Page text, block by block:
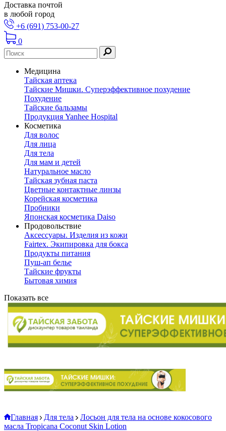
Доставка почтой
в любой город
+6 (691) 753-00-27
0
Медицина
Тайская аптека
Тайские Мишки. Суперэффективное похудение
Похудение
Тайские бальзамы
Продукция Yanhee Hospital
Косметика
Для волос
Для лица
Для тела
Для мам и детей
Натуральное масло
Тайская зубная паста
Цветные контактные линзы
Корейская косметика
Пробники
Японская косметика Daiso
Продовольствие
Аксессуары. Изделия из кожи
Fairtex. Экипировка для бокса
Продукты питания
Пуш-ап белье
Тайские фрукты
Бытовая химия
Показать все
Главная Для тела
Лосьон для тела на основе кокосового
масла Tropicana Coconut Skin Lotion